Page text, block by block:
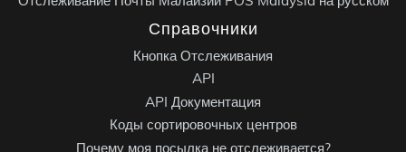
Справочники
Кнопка Отслеживания
API
API Документация
Коды сортировочных центров
Почему моя посылка не отслеживается?